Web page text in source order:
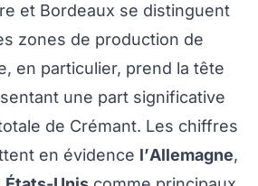
et Bordeaux se distinguent
zones de production de
en particulier, prend la tête
une part significative
de Crémant. Les chiffres
en évidence l’Allemagne,